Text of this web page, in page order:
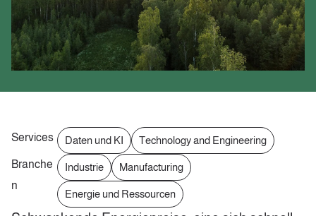
Services Daten und KI
Technology and Engineering
Branche
n
Industrie Manufacturing
Energie und Ressourcen